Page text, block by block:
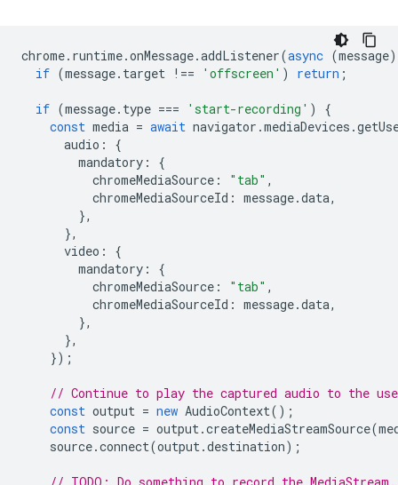
chrome. runtime.onMessage.addListener(async (message)
if (message. target !== 'offscreen' ) return ;
if (message. type === 'start-recording' )
{
const media = await navigator .mediaDevices .
audio :
{
mandatory :
{
chromeMediaSource : "tab" ,
chromeMediaSourceId : message.data,
},
},
video :
{
mandatory :
{
chromeMediaSource : "tab" ,
chromeMediaSourceId : message.data,
},
},
});
// Continue to play the captured audio to the
const output = new AudioContext();
const source = output .createMediaStreamSource(
source.connect(output .destination);
// TODO: Do something to record the MediaStream.